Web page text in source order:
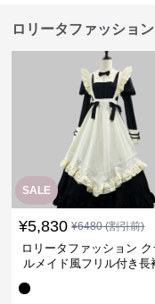
ロリータファッショ
SALE
¥5,830 ¥6480(割引前)
ロリータファッション ク
ルメイド風フリル付き長